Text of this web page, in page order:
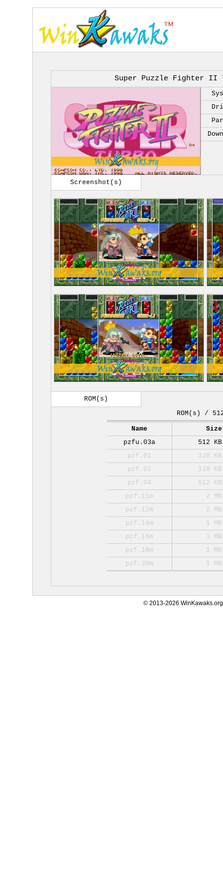
Super Puzzle Fighter II
Screenshot(s)
ROM(s)
ROM(s) /
Name
Size
pzfu.03a
512 KB
pzf.01
128 KB
pzf.02
128 KB
pzf.04
512 KB
pzf.11m
2 MB
pzf.12m
2 MB
pzf.14m
1 MB
pzf.16m
1 MB
pzf.18m
1 MB
pzf.20m
1 MB
© 2013-2026